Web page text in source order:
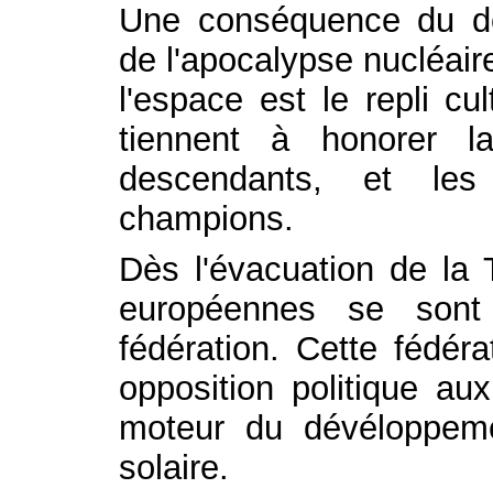
Une conséquence du
de l'apocalypse
l'espace est le repli
tiennent à honorer
descendants, et
champions.
Dès l'évacuation de la
européennes se
fédération. Cette
opposition politique
moteur du
solaire.